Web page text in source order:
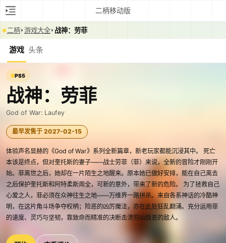
二柄移动版
二柄 游戏大全 战神：劳菲
游戏 头条
PS5
战神：劳菲
God of War: Laufey
最早发售于 2027-02-15
体验声名显赫的《God of War》系列全新篇章，新老玩家都能沉浸其中。 死亡
本该是终点，但对奎托斯的妻子——战士劳菲（菲）来说，全新的冒险才刚刚开
始。菲离世之后，她却在一片陌生之地醒来。原本她已做好安排，能在自己离去
之后保护奎托斯和阿特柔斯周全，可新的意外，带来了新的危险。 为了拯救自己
心爱之人，菲必须在众神往生之地——万维界一路拼杀。来自各系神话的冷酷神
明，在这片角斗场争夺权柄；险恶的凶厉魔法，亦在此处狂乱翻涌。充分运用菲
的速度、灵巧与坚韧，靠致命而精准的决断击溃穷凶极恶的敌人。